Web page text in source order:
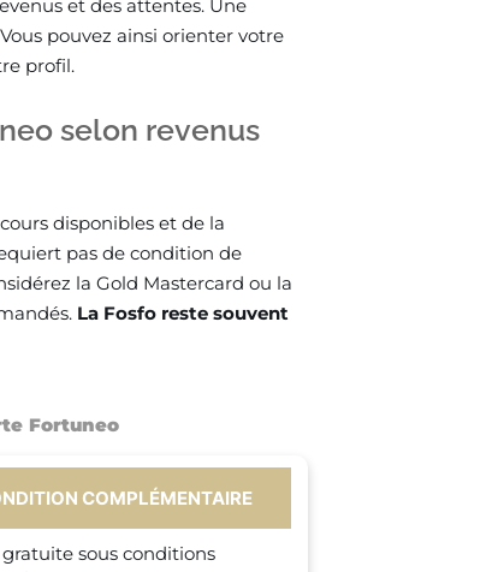
et des attentes. Une
pouvez ainsi orienter votre
profil.
selon revenus
disponibles et de la
pas de condition de
la Gold Mastercard ou la
La Fosfo reste souvent
Fortuneo
COMPLÉMENTAIRE
sous conditions